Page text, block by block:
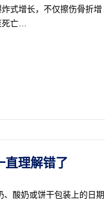
式增长，不仅擦伤骨折增
亡…
直理解错了
酸奶或饼干包装上的日期